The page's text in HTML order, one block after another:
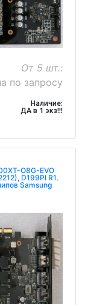
От 5 шт.:
по запросу
Наличие:
ДА в 1 экз!!!
O8G-EVO
D199PI R1.
Samsung